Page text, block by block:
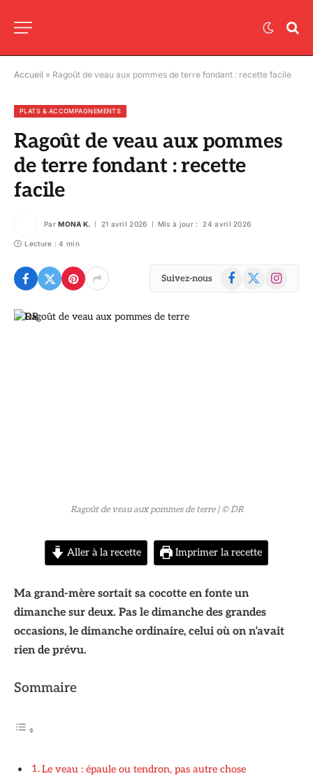
Accueil » Ragoût de veau aux pommes de terre fondant : recette facile
PLATS & ACCOMPAGNEMENTS
Ragoût de veau aux pommes
de terre fondant : recette
facile
Par MONA K. 21 avril 2026 Mis à jour : 24 avril 2026
Lecture : 4 min
Suivez-nous Facebook
X
Instagram
© DR
Ragoût de veau aux pommes de terre | © DR
Aller à la recette Imprimer la recette
Ma grand-mère sortait sa cocotte en fonte un
dimanche sur deux. Pas le dimanche des grandes
occasions, le dimanche ordinaire, celui où on n’avait
rien de prévu.
Sommaire
Le veau : épaule ou tendron, pas autre chose